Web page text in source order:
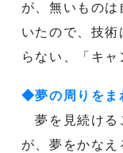
が、無いものは
いたので、技
らない、「キャ
◆夢の周りをま
夢を見続ける
が、夢をかなえ